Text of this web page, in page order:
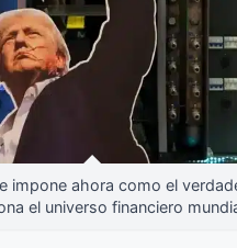
impone ahora como el
el universo financiero